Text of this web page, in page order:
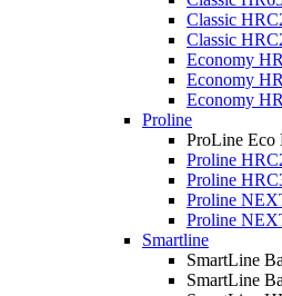
Classic
Classic
Economy
Economy
Economy
Proline
ProLine Eco
Proline
Proline
Proline
Proline
Smartline
SmartLine
SmartLine